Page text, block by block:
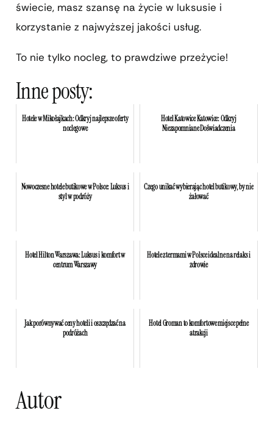
świecie, masz szansę na życie w luksusie i
korzystanie z najwyższej jakości usług.
To nie tylko nocleg, to prawdziwe przeżycie!
Inne posty:
Hotele w Mikołajkach: Odkryj najlepsze oferty
noclegowe
Hotel Katowice Katowice: Odkryj
Niezapomniane Doświadczenia
Nowoczesne hotele butikowe w Polsce: Luksus i
styl w podróży
Czego unikać wybierając hotel butikowy, by nie
żałować
Hotel Hilton Warszawa: Luksus i komfort w
centrum Warszawy
Hotele z termami w Polsce idealne na relaks i
zdrowie
Jak porównywać ceny hoteli i oszczędzać na
podróżach
Hotel Groman to komfortowe miejsce pełne
atrakcji
Autor